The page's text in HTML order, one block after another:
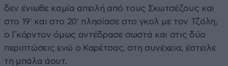
δεν ένιωθε καμία απειλή από τους Σκωτσέζους και
στο 19′ και στο 20′ πλησίασε στο γκολ με τον Τζόλη,
ο Γκόρντον όμως αντέδρασε σωστά και στις δύο
περιπτώσεις ενώ ο Καρέτσας, στη συνέχεια, έστειλε
τη μπάλα άουτ.